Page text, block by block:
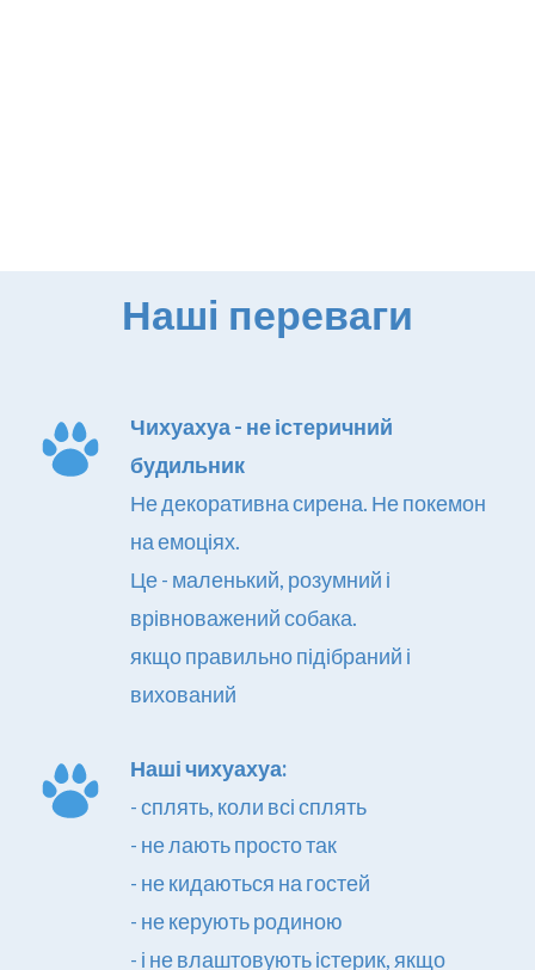
Наші переваги
Чихуахуа - не істеричний
будильник
Не декоративна сирена. Не покемон
на емоціях.
Це - маленький, розумний і
врівноважений собака.
якщо правильно підібраний і
вихований
Наші чихуахуа:
- сплять, коли всі сплять
- не лають просто так
- не кидаються на гостей
- не керують родиною
- і не влаштовують істерик, якщо